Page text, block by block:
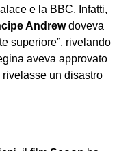
e la BBC. Infatti,
Andrewdoveva
superiore”, rivelando
aveva approvato
rivelasse un disastro